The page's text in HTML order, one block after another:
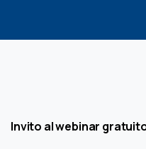
Invito al webinar